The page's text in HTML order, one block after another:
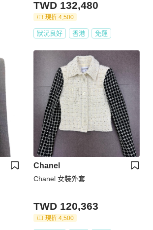
TWD 132,480
現折 4,500
狀況良好 香港 免運
Chanel
Chanel 女裝外套
TWD 120,363
現折 4,500